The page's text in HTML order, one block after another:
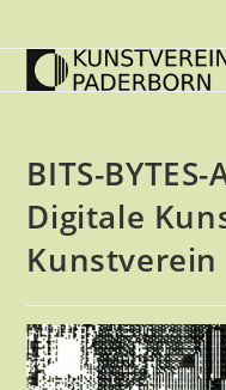
Inhalt
springen
BITS-
Digitale